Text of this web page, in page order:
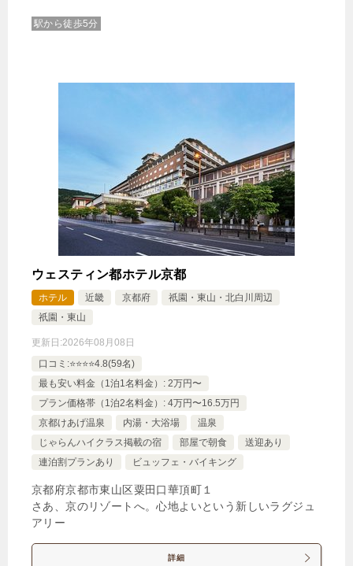
駅から徒歩5分
ウェスティン都ホテル京都
ホテル 近畿 京都府
祇園・東山・北白川周辺
祇園・東山
更新日:2026年08月08日
口コミ:⭐️⭐️⭐️⭐️4.8(59名)
最も安い料金（1泊1名料金）: 2万円〜
プラン価格帯（1泊2名料金）: 4万円〜16.5万円
京都けあげ温泉
内湯・大浴場
温泉
じゃらんハイクラス掲載の宿
部屋で朝食
送迎あり
連泊割プランあり
ビュッフェ・バイキング
京都府京都市東山区粟田口華頂町１
さあ、京のリゾートへ。心地よいという新しいラグジュ
アリー
詳細